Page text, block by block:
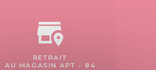
RETRAIT
AU MAGASIN APT - 84